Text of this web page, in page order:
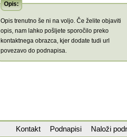
Opis:
Opis trenutno še ni na voljo. Če želite objaviti
opis, nam lahko pošljete sporočilo preko
kontaktnega obrazca, kjer dodate tudi url
povezavo do podnapisa.
Kontakt Podnapisi Naloži